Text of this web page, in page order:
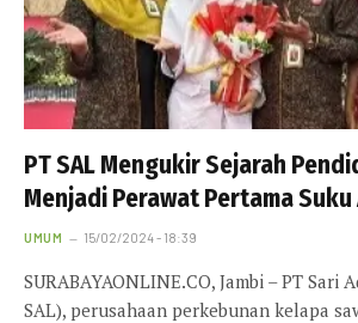
PT SAL Mengukir Sejarah
Menjadi Perawat Pertama Suku
UMUM 15/02/2024 - 18:39
SURABAYAONLINE.CO, Jambi – PT Sari
SAL), perusahaan perkebunan kelapa